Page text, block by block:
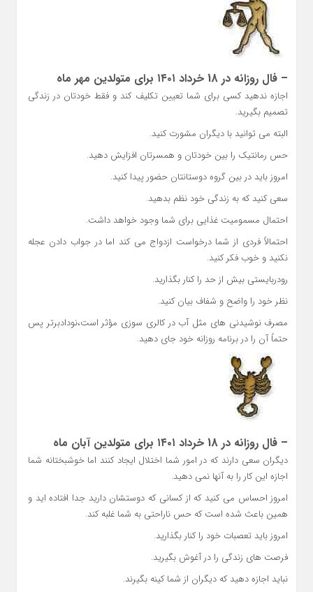
– فال روزانه در 18 خرداد ۱۴۰۱ برای متولدین مهر ماه
اجازه ندهید کسی برای شما تعیین تکلیف کند و فقط خودتان در زندگی
تصمیم بگیرید.
البته می توانید با دیگران مشورت کنید.
حس رمانتیک را بین خودتان و همسرتان افزایش دهید.
امروز باید در بین گروه دوستانتان حضور پیدا کنید.
سعی کنید که به زندگی خود نظم بدهید.
احتمال مسمومیت غذایی برای شما وجود خواهد داشت.
احتمالاً فردی از شما درخواست ازدواج می کند اما در جواب دادن عجله
نکنید و خوب فکر کنید.
رودربایستی بیش از حد را کنار بگذارید.
نظر خود را واضح و شفاف بیان کنید.
مصرف نوشیدنی های مثل آب در کالری سوزی مؤثر است،نودادبرتر پس
حتماً آن را در برنامه روزانه خود جای دهید.
– فال روزانه در 18 خرداد ۱۴۰۱ برای متولدین آبان ماه
دیگران سعی دارند که در امور شما اختلال ایجاد کنند اما خوشبختانه شما
اجازه این کار را به آنها نمی دهید.
امروز احساس می کنید که از کسانی که دوستشان دارید جدا افتاده اید و
همین باعث شده است که حس ناراحتی به شما غلبه کند.
امروز باید تعصبات خود را کنار بگذارید.
فرصت های زندگی را در آغوش بگیرید.
نباید اجازه دهید که دیگران از شما کینه بگیرند.